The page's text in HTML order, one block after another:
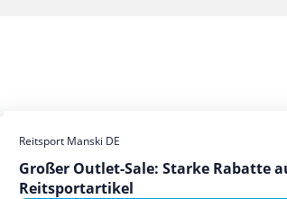
Reitsport Manski DE
Großer Outlet-Sale: Starke Rabatte
Reitsportartikel